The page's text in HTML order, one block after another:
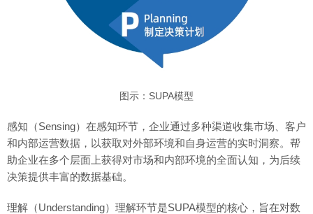
图示：SUPA模型
感知（Sensing）在感知环节，企业通过多种渠道收集市场、客户
和内部运营数据，以获取对外部环境和自身运营的实时洞察。帮
助企业在多个层面上获得对市场和内部环境的全面认知，为后续
决策提供丰富的数据基础。
理解（Understanding）理解环节是SUPA模型的核心，旨在对数